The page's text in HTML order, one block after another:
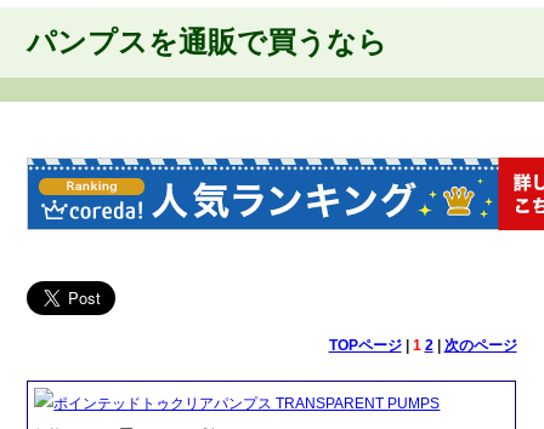
パンプスを通販で買うなら
TOPページ| 1 2| 次のページ
ポインテッドトゥクリアパンプス TRANSPARENT PUMPS